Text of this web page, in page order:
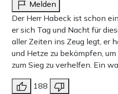
Melden
Der Herr Habeck ist schon
er sich Tag und Nacht für
aller Zeiten ins Zeug legt, er
und Hetze zu bekämpfen,
zum Sieg zu verhelfen. Ein
188